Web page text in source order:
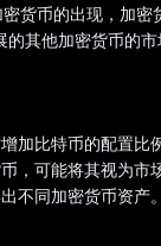
货币的出现，加
其他加密货币的市
比特币的配置比
，可能将其视为市
不同加密货币资产。